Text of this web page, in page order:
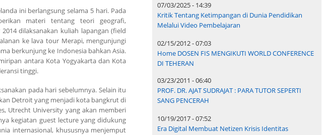
ini berlangsung selama 5 hari. Pada
materi tentang teori geografi,
dilaksanakan kuliah lapangan (field
ke lava tour Merapi, mengunjungi
berkunjung ke Indonesia bahkan Asia.
antara Kota Yogyakarta dan Kota
tinggi.
pada hari sebelumnya. Selain itu
Detroit yang menjadi kota bangkrut di
Utrecht University yang akan memberi
kegiatan guest lecture yang didukung
internasional, khususnya menjemput
07/03/2025 - 14:39
Kritik Tentang Ketimpangan di Dunia Pendidikan
Melalui Video Pembelajaran
02/15/2012 - 07:03
Home DOSEN FIS MENGIKUTI WORLD CONFERENCE
DI TEHERAN
03/23/2011 - 06:40
PROF. DR. AJAT SUDRAJAT : PARA TUTOR SEPERTI
SANG PENCERAH
10/19/2017 - 07:52
Era Digital Membuat Netizen Krisis Identitas